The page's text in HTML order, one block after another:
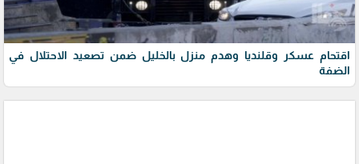
اقتحام عسكر وقلنديا وهدم منزل بالخليل ضمن تصعيد الاحتلال في
الضفة